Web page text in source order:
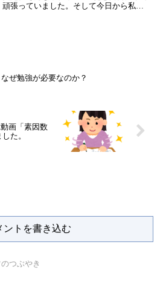
頑張っていました。そして今日から私立
なぜ勉強が必要なのか？
画「素因数
た。
ントを書き込む
つぶやき